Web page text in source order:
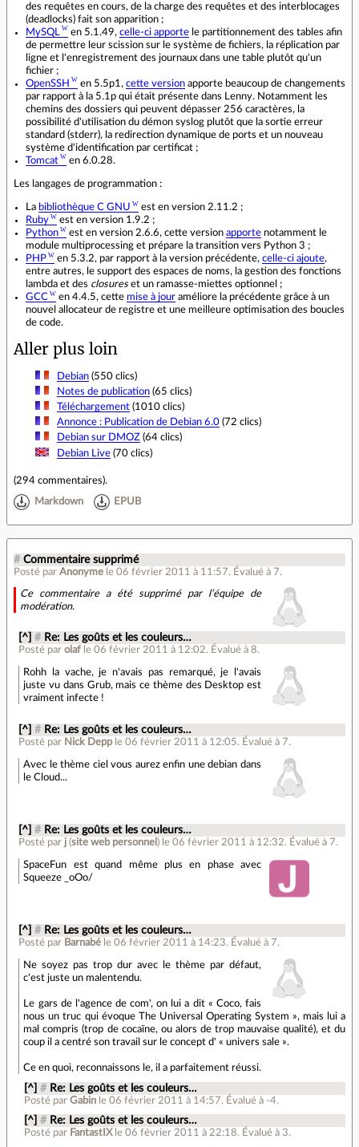
des requêtes en cours, de la charge des requêtes et des interblocages
(deadlocks) fait son apparition ;
MySQL
en 5.1.49, celle-ci apporte le partitionnement des tables afin
de permettre leur scission sur le système de fichiers, la réplication par
ligne et l'enregistrement des journaux dans une table plutôt qu'un
fichier ;
OpenSSH
en 5.5p1, cette version apporte beaucoup de changements
par rapport à la 5.1p qui était présente dans Lenny. Notamment les
chemins des dossiers qui peuvent dépasser 256 caractères, la
possibilité d'utilisation du démon syslog plutôt que la sortie erreur
standard (stderr), la redirection dynamique de ports et un nouveau
système d'identification par certificat ;
Tomcat
en 6.0.28.
Les langages de programmation :
La bibliothèque C GNU
est en version 2.11.2 ;
Ruby
est en version 1.9.2 ;
Python
est en version 2.6.6, cette version apporte notamment le
module multiprocessing et prépare la transition vers Python 3 ;
PHP
en 5.3.2, par rapport à la version précédente, celle-ci ajoute,
entre autres, le support des espaces de noms, la gestion des fonctions
lambda et des closureset un ramasse-miettes optionnel ;
GCC
en 4.4.5, cette mise à jour améliore la précédente grâce à un
nouvel allocateur de registre et une meilleure optimisation des boucles
de code.
Aller plus loin
Debian(550 clics)
Notes de publication(65 clics)
Téléchargement(1010 clics)
Annonce : Publication de Debian 6.0(72 clics)
Debian sur DMOZ(64 clics)
Debian Live(70 clics)
(294 commentaires).
Markdown EPUB
# Commentaire supprimé
Posté par Anonyme le 06 février 2011 à 11:57. Évalué à 7.
Ce commentaire a été supprimé par l’équipe de
modération.
[^] # Re: Les goûts et les couleurs…
Posté parolaf le 06 février 2011 à 12:02. Évalué à8.
Rohh la vache, je n'avais pas remarqué, je l'avais
juste vu dans Grub, mais ce thème des Desktop est
vraiment infecte !
[^] # Re: Les goûts et les couleurs…
Posté par Nick Depp le 06 février 2011 à 12:05. Évalué à 7.
Avec le thème ciel vous aurez enfin une debian dans
le Cloud...
[^] # Re: Les goûts et les couleurs…
Posté par j (site web personnel ) le 06 février 2011 à 12:32. Évalué à 7.
SpaceFun est quand même plus en phase avec
Squeeze _oOo/
[^] # Re: Les goûts et les couleurs…
Posté par Barnabé le 06 février 2011 à 14:23. Évalué à 7.
Ne soyez pas trop dur avec le thème par défaut,
c'est juste un malentendu.
Le gars de l'agence de com', on lui a dit « Coco, fais
nous un truc qui évoque The Universal Operating System », mais lui a
mal compris (trop de cocaïne, ou alors de trop mauvaise qualité), et du
coup il a centré son travail sur le concept d' « univers sale ».
Ce en quoi, reconnaissons le, il a parfaitement réussi.
[^] # Re: Les goûts et les couleurs…
Posté par Gabin le 06 février 2011 à 14:57. Évalué à -4.
[^] # Re: Les goûts et les couleurs…
Posté par FantastIX le 06 février 2011 à 22:18. Évalué à 3.